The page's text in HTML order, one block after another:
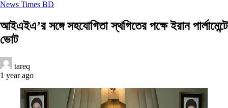
News Times BD
আইএইএ’র সঙ্গে সহযোগিতা স্থগিতের পক্ষে ইরান পার্লামেন্টে
ভোট
tareq
1 year ago